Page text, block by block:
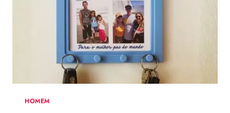
IDEIAS
INSPIRAR
A
MONTAR
HOMEM